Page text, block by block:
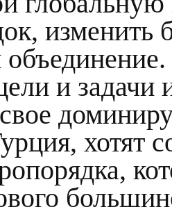
изменить
и
хотят